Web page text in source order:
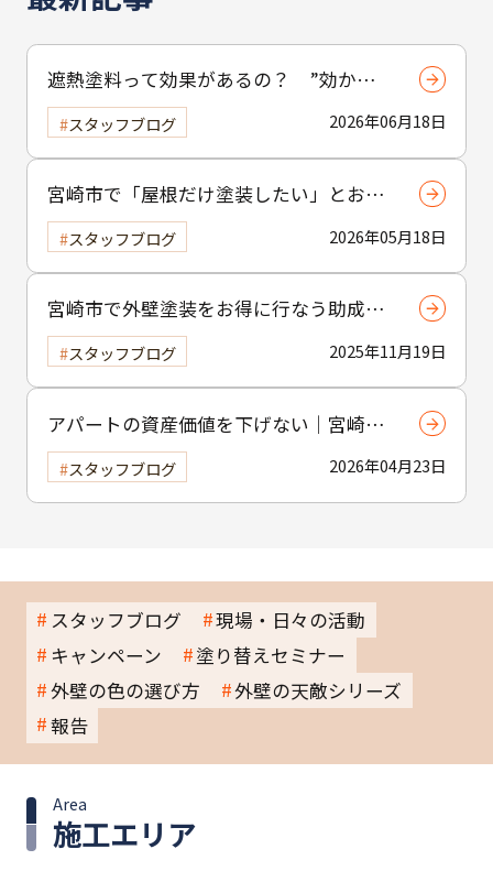
遮熱塗料って効果があるの？ ”効かな
い”と言われる理由と正しい使い方 2026年06月18日
スタッフブログ
宮崎市で「屋根だけ塗装したい」とお考
えの方へ｜小工事・雨樋交換だけでも大
歓迎！
2026年05月18日
スタッフブログ
宮崎市で外壁塗装をお得に行なう助成金
制度の活用方法
2025年11月19日
スタッフブログ
アパートの資産価値を下げない｜宮崎市
の賃貸物件塗装のポイント
2026年04月23日
スタッフブログ
スタッフブログ
現場・日々の活動
キャンペーン
塗り替えセミナー
外壁の色の選び方
外壁の天敵シリーズ
報告
施工エリア
Area